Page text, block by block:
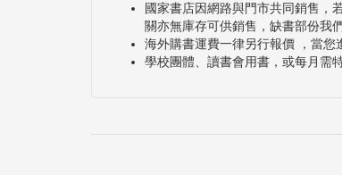
國家書店因網路與門市共同銷售，
關亦無庫存可供銷售，缺書部份我
海外購書運費一律另行報價 ，當
學校團體、讀書會用書，或每月需